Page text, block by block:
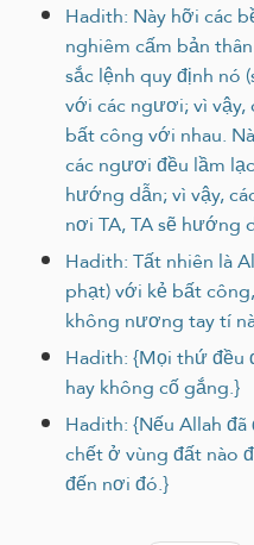
Hadith: Này hỡi các
nghiêm cấm bản
sắc lệnh quy định nó
với các ngươi; vì
bất công với nhau.
các ngươi đều lầm
hướng dẫn; vì vậy,
nơi TA, TA sẽ hướng
Hadith: Tất nhiên là
phạt) với kẻ bất
không nương tay tí
Hadith: {Mọi thứ
hay không cố gắng.}
Hadith: {Nếu Allah
chết ở vùng đất nào
đến nơi đó.}